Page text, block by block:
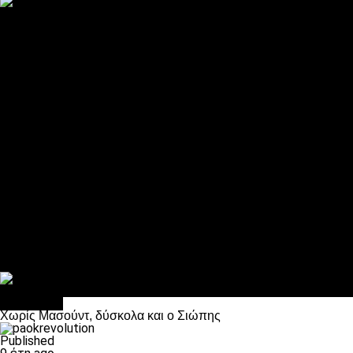
Χωρίς Μασούντ, δύσκολα και ο Σιώπης
Published